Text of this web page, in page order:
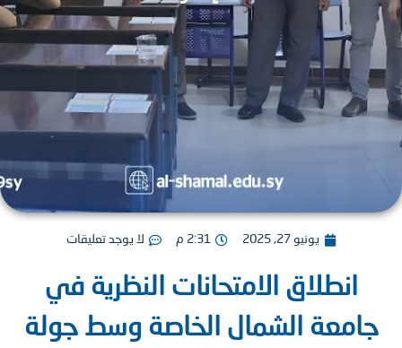
يونيو 27, 2025 2:31 م لا يوجد تعليقات
انطلاق الامتحانات النظرية في
الشمال الخاصة وسط جولة